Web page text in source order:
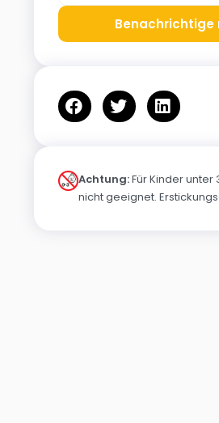
Benachrichtige
Achtung:Für Kinder unter
nicht geeignet.